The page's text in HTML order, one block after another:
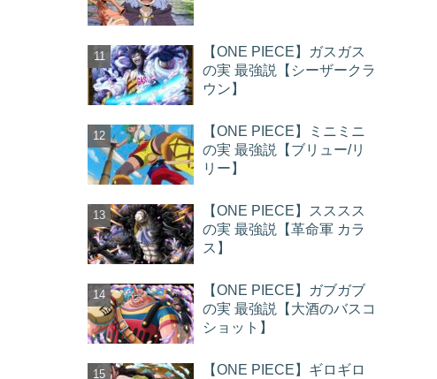
【ONE PIECE】ガスガス
の実 最強説【シーザークラ
ウン】
【ONE PIECE】ミニミニ
の実 最強説【ブリュー/リ
リー】
【ONE PIECE】スススス
の実 最強説【革命軍 カラ
ス】
【ONE PIECE】ガブガブ
の実 最強説【大酒のバスコ
ショット】
【ONE PIECE】ギロギロ